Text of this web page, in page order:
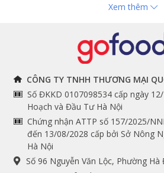
toán
THÔNG TIN
Chính sách và quy định
chung
Hướng dẫn đặt hàng
Cam kết chất lượng
THEO
Xem thêm
CÔNG TY TNHH THƯƠNG MẠI
Số ĐKKD 0107098534 cấp ngày
Hoạch và Đầu Tư Hà Nội
Chứng nhận ATTP số 157/2025/
đến 13/08/2028 cấp bởi Sở Nông
Hà Nội
Số 96 Nguyễn Văn Lộc, Phường